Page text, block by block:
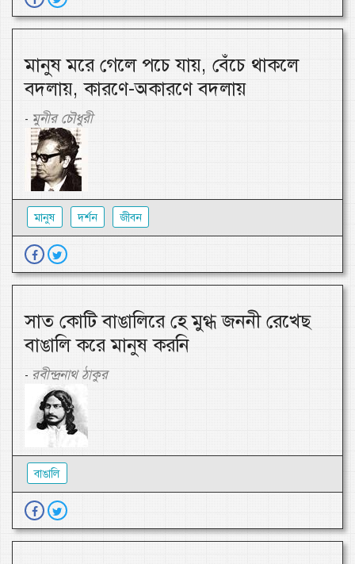
মানুষ মরে গেলে পচে যায়, বেঁচে থাকলে
বদলায়, কারণে-অকারণে বদলায়
- মুনীর চৌধুরী
মানুষ দর্শন জীবন
সাত কোটি বাঙালিরে হে মুগ্ধ জননী রেখেছ
বাঙালি করে মানুষ করনি
- রবীন্দ্রনাথ ঠাকুর
বাঙালি